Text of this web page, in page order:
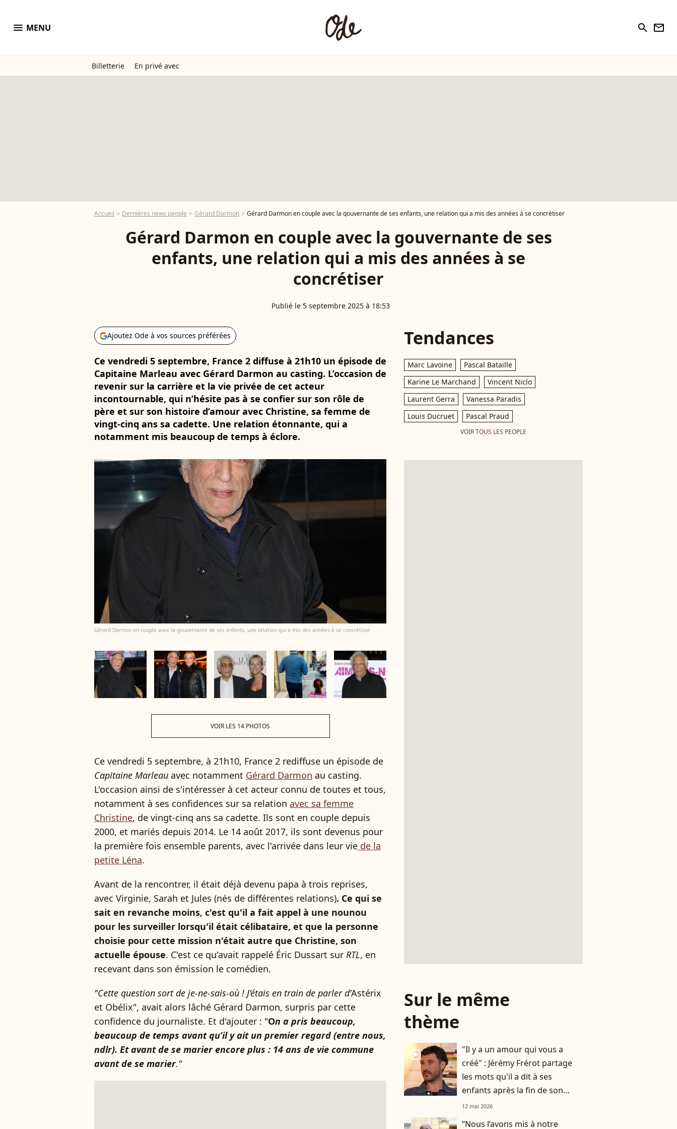
menu MENU search newsletter
Billetterie En privé avec
Accueil Dernières news people Gérard Darmon Gérard Darmon en couple avec la gouvernante de ses enfants, une relation qui a mis des années à se concrétiser
Gérard Darmon en couple avec la gouvernante de ses
enfants, une relation qui a mis des années à se
concrétiser
Publié le 5 septembre 2025 à 18:53
Ajoutez Ode à vos sources préférées
Ce vendredi 5 septembre, France 2 diffuse à 21h10 un épisode de
Capitaine Marleau avec Gérard Darmon au casting. L’occasion de
revenir sur la carrière et la vie privée de cet acteur
incontournable, qui n’hésite pas à se confier sur son rôle de
père et sur son histoire d’amour avec Christine, sa femme de
vingt-cinq ans sa cadette. Une relation étonnante, qui a
notamment mis beaucoup de temps à éclore.
Gérard Darmon en couple avec la gouvernante de ses enfants, une relation qui a mis des années à se concrétiser
VOIR LES 14 PHOTOS
Ce vendredi 5 septembre, à 21h10, France 2 rediffuse un épisode de
Capitaine Marleau avec notamment Gérard Darmon au casting.
L'occasion ainsi de s'intéresser à cet acteur connu de toutes et tous,
notamment à ses confidences sur sa relation avec sa femme
Christine, de vingt-cinq ans sa cadette. Ils sont en couple depuis
2000, et mariés depuis 2014. Le 14 août 2017, ils sont devenus pour
la première fois ensemble parents, avec l'arrivée dans leur vie de la
petite Léna.
Avant de la rencontrer, il était déjà devenu papa à trois reprises,
avec Virginie, Sarah et Jules (nés de différentes relations). Ce qui se
sait en revanche moins, c'est qu'il a fait appel à une nounou
pour les surveiller lorsqu'il était célibataire, et que la personne
choisie pour cette mission n'était autre que Christine, son
actuelle épouse. C'est ce qu'avait rappelé Éric Dussart sur RTL, en
recevant dans son émission le comédien.
"Cette question sort de je-ne-sais-où ! J’étais en train de parler d’Astérix
et Obélix", avait alors lâché Gérard Darmon, surpris par cette
confidence du journaliste. Et d'ajouter : "On a pris beaucoup,
beaucoup de temps avant qu’il y ait un premier regard (entre nous,
ndlr). Et avant de se marier encore plus : 14 ans de vie commune
avant de se marier."
Tendances
Marc Lavoine
Pascal Bataille
Karine Le Marchand
Vincent Niclo
Laurent Gerra
Vanessa Paradis
Louis Ducruet
Pascal Praud
VOIR TOUS LES PEOPLE
Sur le même
thème
player2
"Il y a un amour qui vous a
créé" : Jérémy Frérot partage
les mots qu'il a dit à ses
enfants après la fin de son
histoire avec leur mère Laure
12 mai 2026
“Nous l’avons mis à notre